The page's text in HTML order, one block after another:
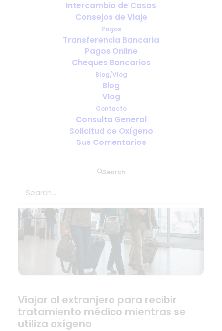
Intercambio de Casas
Consejos de Viaje
Pagos
Transferencia Bancaria
Pagos Online
Cheques Bancarios
Blog/Vlog
Blog
Vlog
Contacto
Consulta General
Solicitud de Oxígeno
Sus Comentarios
Search
Llevar oxígeno a una boda,
celebración familiar o evento
especial en el extranjero
Viajar al extranjero para recibir
tratamiento médico mientras se
utiliza oxígeno